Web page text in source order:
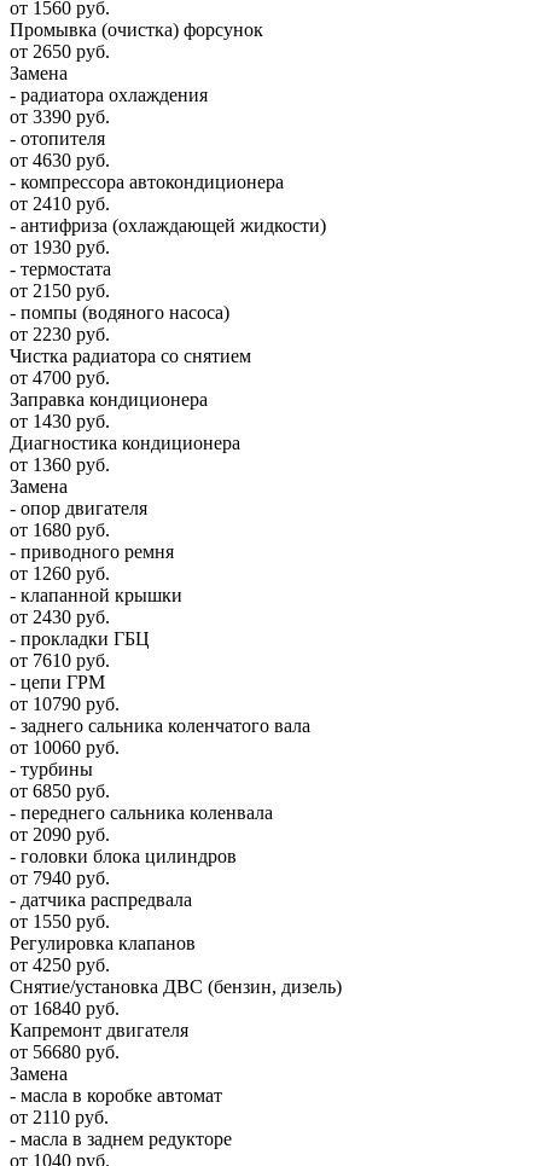
от 1560 руб.
Промывка (очистка) форсунок
от 2650 руб.
Замена
- радиатора охлаждения
от 3390 руб.
- отопителя
от 4630 руб.
- компрессора автокондиционера
от 2410 руб.
- антифриза (охлаждающей жидкости)
от 1930 руб.
- термостата
от 2150 руб.
- помпы (водяного насоса)
от 2230 руб.
Чистка радиатора со снятием
от 4700 руб.
Заправка кондиционера
от 1430 руб.
Диагностика кондиционера
от 1360 руб.
Замена
- опор двигателя
от 1680 руб.
- приводного ремня
от 1260 руб.
- клапанной крышки
от 2430 руб.
- прокладки ГБЦ
от 7610 руб.
- цепи ГРМ
от 10790 руб.
- заднего сальника коленчатого вала
от 10060 руб.
- турбины
от 6850 руб.
- переднего сальника коленвала
от 2090 руб.
- головки блока цилиндров
от 7940 руб.
- датчика распредвала
от 1550 руб.
Регулировка клапанов
от 4250 руб.
Снятие/установка ДВС (бензин, дизель)
от 16840 руб.
Капремонт двигателя
от 56680 руб.
Замена
- масла в коробке автомат
от 2110 руб.
- масла в заднем редукторе
от 1040 руб.